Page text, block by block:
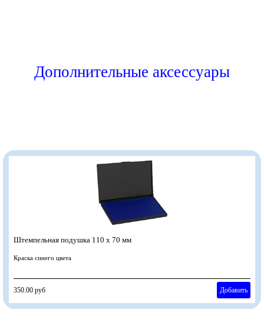
Дополнительные аксессуары
Штемпельная подушка 110 х 70 мм
Краска синего цвета
350.00 руб Добавить